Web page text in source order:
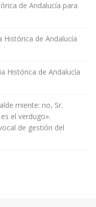
de Andalucía para
Histórica de Andalucía
Histórica de Andalucía
miente: no, Sr.
el verdugo».
de gestión del